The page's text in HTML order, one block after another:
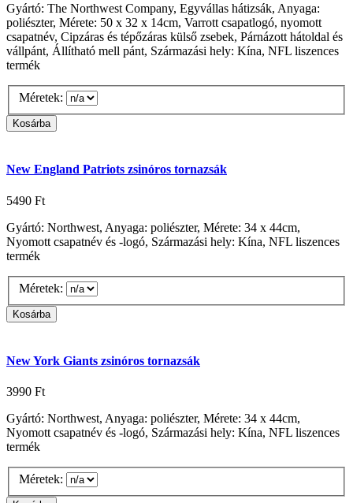
Gyártó: The Northwest Company, Egyvállas hátizsák, Anyaga:
poliészter, Mérete: 50 x 32 x 14cm, Varrott csapatlogó, nyomott
csapatnév, Cipzáras és tépőzáras külső zsebek, Párnázott hátoldal és
vállpánt, Állítható mell pánt, Származási hely: Kína, NFL liszences
termék
Méretek:
New England Patriots zsinóros tornazsák
5490 Ft
Gyártó: Northwest, Anyaga: poliészter, Mérete: 34 x 44cm,
Nyomott csapatnév és -logó, Származási hely: Kína, NFL liszences
termék
Méretek:
New York Giants zsinóros tornazsák
3990 Ft
Gyártó: Northwest, Anyaga: poliészter, Mérete: 34 x 44cm,
Nyomott csapatnév és -logó, Származási hely: Kína, NFL liszences
termék
Méretek: